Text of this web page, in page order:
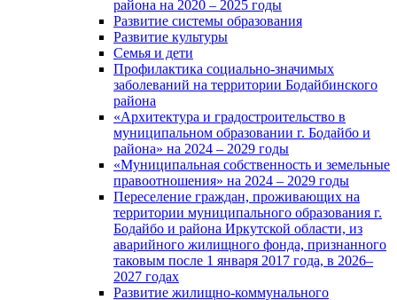
района на 2020 – 2025 годы
Развитие системы образования
Развитие культуры
Семья и дети
Профилактика социально-значимых
заболеваний на территории Бодайбинского
района
«Архитектура и градостроительство в
муниципальном образовании г. Бодайбо и
района» на 2024 – 2029 годы
«Муниципальная собственность и земельные
правоотношения» на 2024 – 2029 годы
Переселение граждан, проживающих на
территории муниципального образования г.
Бодайбо и района Иркутской области, из
аварийного жилищного фонда, признанного
таковым после 1 января 2017 года, в 2026–
2027 годах
Развитие жилищно-коммунального